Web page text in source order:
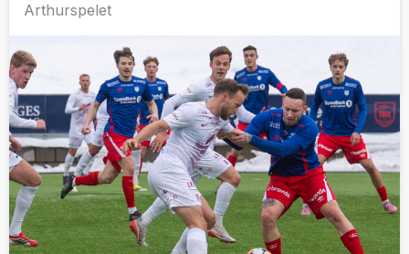
Arthurspelet